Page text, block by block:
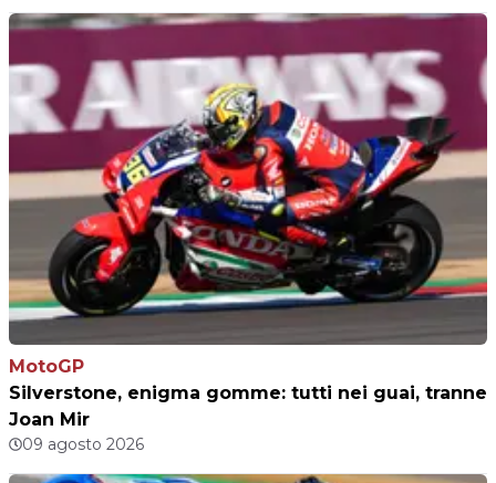
MotoGP
Silverstone, enigma gomme: tutti nei guai, tranne
Joan Mir
09 agosto 2026